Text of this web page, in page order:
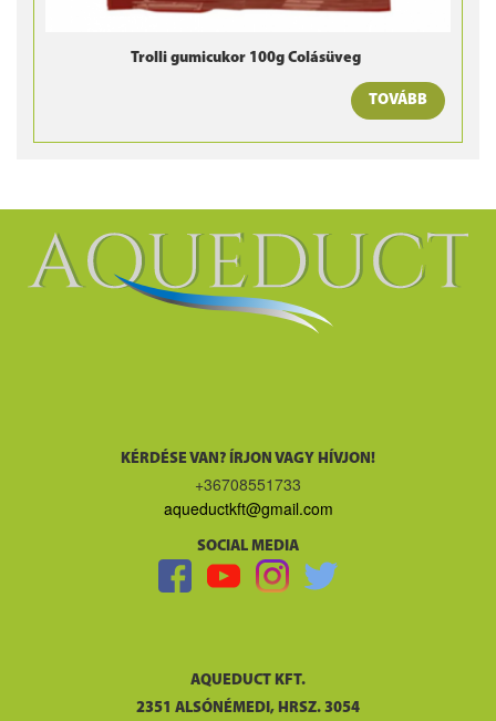
Trolli gumicukor 100g Colásüveg
TOVÁBB
KÉRDÉSE VAN? ÍRJON VAGY HÍVJON!
+36708551733
aqueductkft@gmail.com
SOCIAL MEDIA
AQUEDUCT KFT.
2351 ALSÓNÉMEDI, HRSZ. 3054